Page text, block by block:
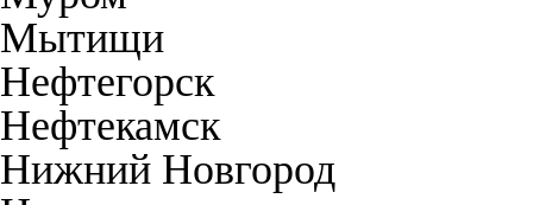
Мытищи
Нефтегорск
Нефтекамск
Нижний Новгород